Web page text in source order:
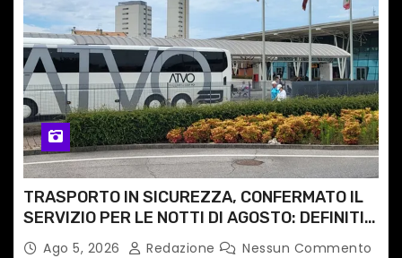
TRASPORTO IN SICUREZZA, CONFERMATO IL
SERVIZIO PER LE NOTTI DI AGOSTO: DEFINITI
PERCORSI, FERMATE E ORARIO
Ago 5, 2026 Redazione Nessun Commento